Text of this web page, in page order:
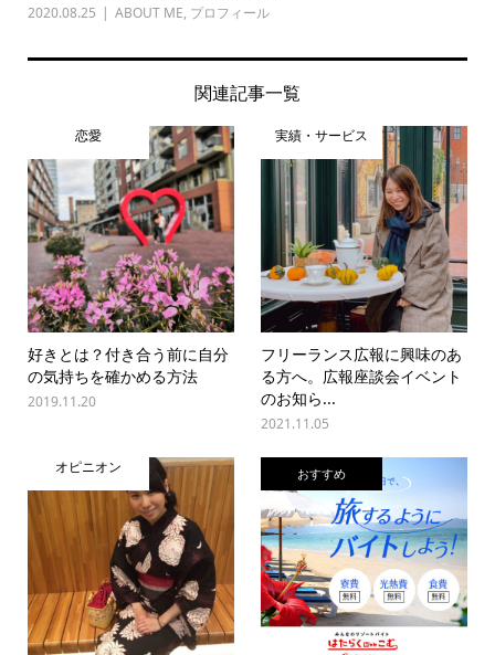
2020.08.25 ABOUT ME, プロフィール
関連記事一覧
恋愛
好きとは？付き合う前に自分
の気持ちを確かめる方法
2019.11.20
実績・サービス
フリーランス広報に興味のあ
る方へ。広報座談会イベント
のお知ら...
2021.11.05
オピニオン おすすめ